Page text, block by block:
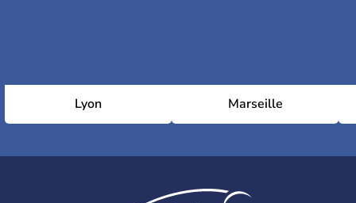
Lyon Marseille